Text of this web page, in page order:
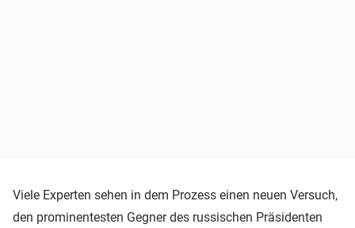
Viele Experten sehen in dem Prozess einen neuen Versuch,
den prominentesten Gegner des russischen Präsidenten